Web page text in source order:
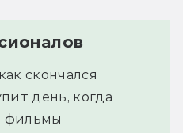
скончался
день, когда
фильмы